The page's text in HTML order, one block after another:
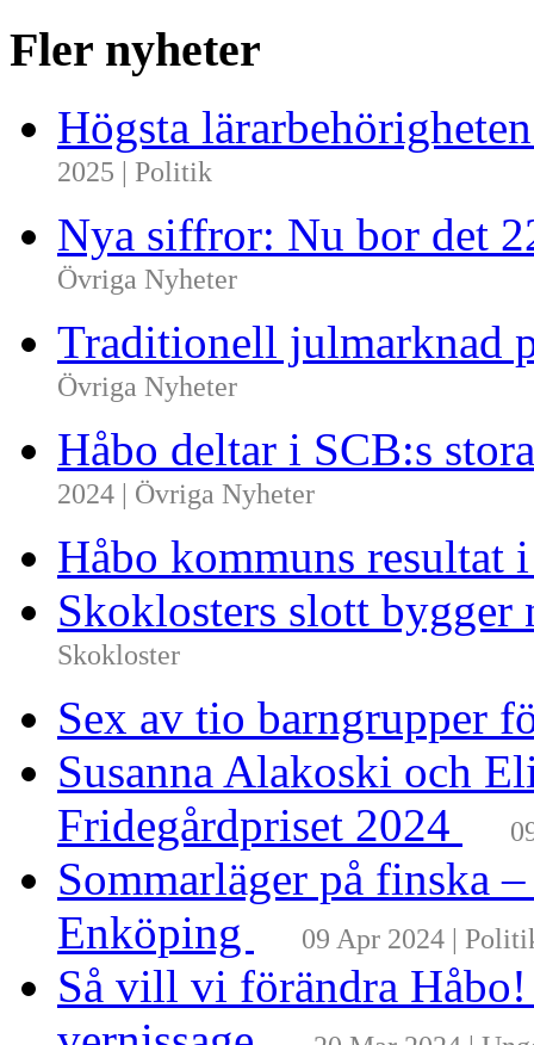
Fler nyheter
Högsta
2025 | Politik
Nya siffror: Nu bor det
Övriga Nyheter
Traditionell julmarknad
Övriga Nyheter
Håbo deltar i SCB:s
2024 | Övriga Nyheter
Håbo kommuns resultat
Skoklosters slott
Skokloster
Sex av tio barngrupper
Susanna Alakoski och
Fridegårdpriset 2024
Sommarläger på finska
Enköping
09 Apr 2024 |
Så vill vi förändra